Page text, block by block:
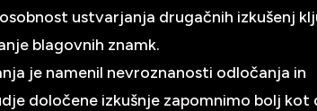
ustvarjanja drugačnih izkušenj
blagovnih znamk.
je namenil nevroznanosti odločanja in
določene izkušnje zapomnimo bolj kot